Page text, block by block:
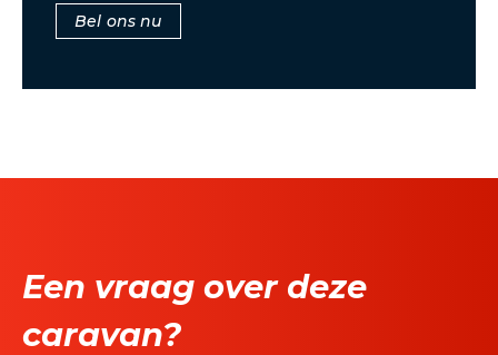
Bel ons nu
Een vraag over deze
caravan?